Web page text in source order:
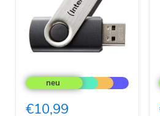
Basic
Line
Stick
€10,99